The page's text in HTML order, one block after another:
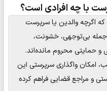
با چه افرادی است؟
اگرچه والدین یا سرپرست
جمله بی‌توجهی، خشونت،
و حمایتی محروم مانده‌اند.
امکان واگذاری سرپرستی این
و مراجع قضایی فراهم کرده